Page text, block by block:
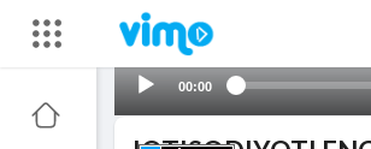
00:00